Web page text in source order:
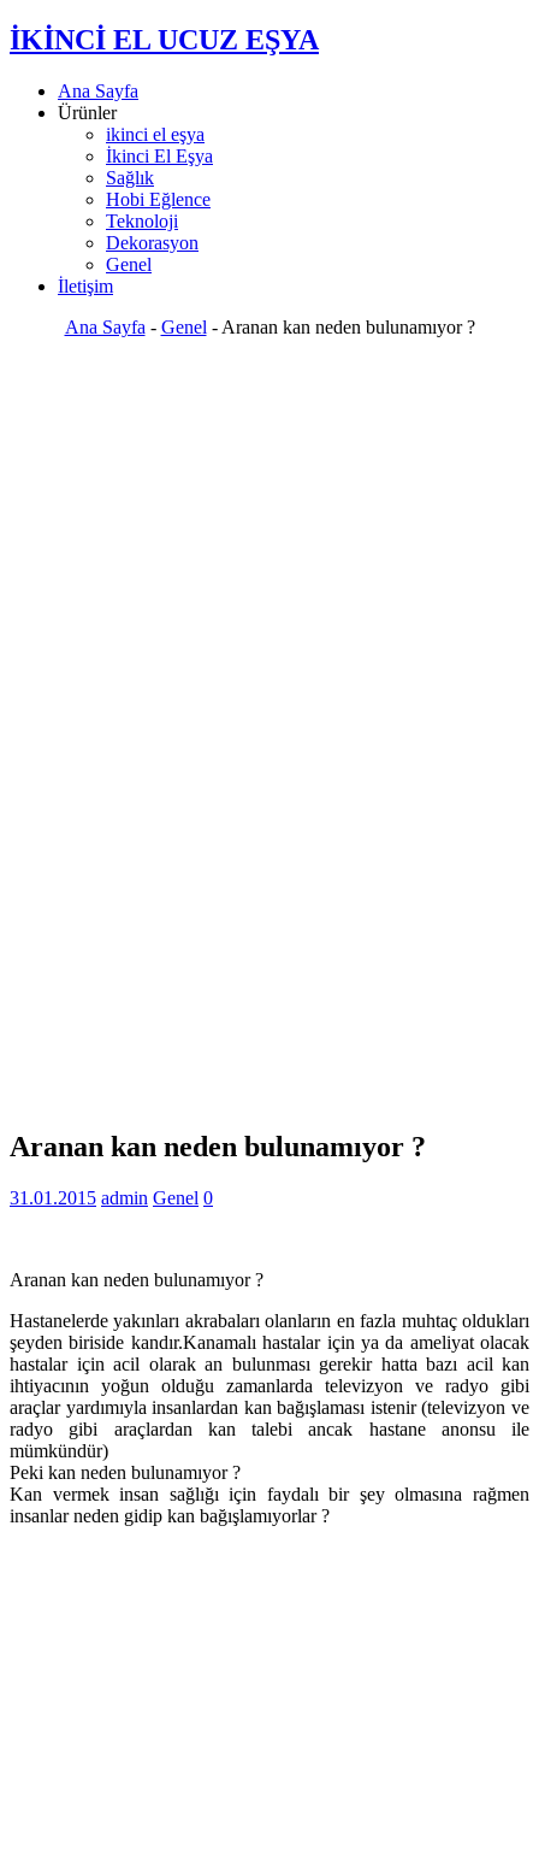
İKİNCİ EL UCUZ EŞYA
Ana Sayfa
Ürünler
ikinci el eşya
İkinci El Eşya
Sağlık
Hobi Eğlence
Teknoloji
Dekorasyon
Genel
İletişim
Ana Sayfa - Genel - Aranan kan neden bulunamıyor ?
Aranan kan neden bulunamıyor ?
31.01.2015 admin Genel 0
Aranan kan neden bulunamıyor ?
Hastanelerde yakınları akrabaları olanların en fazla muhtaç oldukları
şeyden biriside kandır.Kanamalı hastalar için ya da ameliyat olacak
hastalar için acil olarak an bulunması gerekir hatta bazı acil kan
ihtiyacının yoğun olduğu zamanlarda televizyon ve radyo gibi
araçlar yardımıyla insanlardan kan bağışlaması istenir (televizyon ve
radyo gibi araçlardan kan talebi ancak hastane anonsu ile
mümkündür)
Peki kan neden bulunamıyor ?
Kan vermek insan sağlığı için faydalı bir şey olmasına rağmen
insanlar neden gidip kan bağışlamıyorlar ?